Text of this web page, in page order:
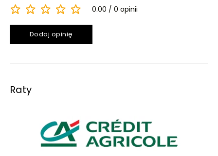
0.00 0 opinii
Dodaj opinię
Raty